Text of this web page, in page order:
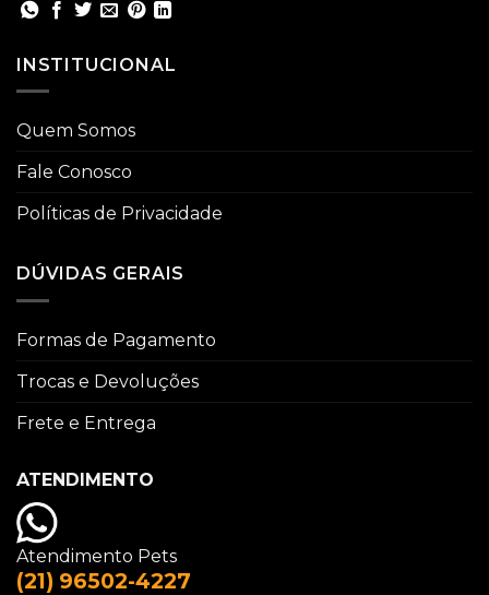
INSTITUCIONAL
Quem Somos
Fale Conosco
Políticas de Privacidade
DÚVIDAS GERAIS
Formas de Pagamento
Trocas e Devoluções
Frete e Entrega
ATENDIMENTO
Atendimento Pets
(21) 96502-4227